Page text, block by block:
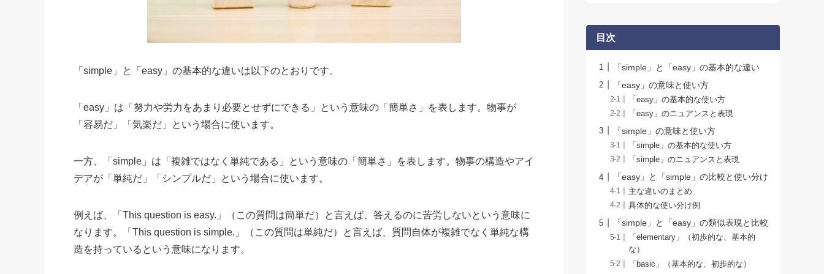
「simple」と「easy」の基本的な違いは以下のとおりです。
「easy」は「努力や労力をあまり必要とせずにできる」という意味の「簡単さ」を表します。物事が
「容易だ」「気楽だ」という場合に使います。
一方、「simple」は「複雑ではなく単純である」という意味の「簡単さ」を表します。物事の構造やアイ
デアが「単純だ」「シンプルだ」という場合に使います。
例えば、「This question is easy.」（この質問は簡単だ）と言えば、答えるのに苦労しないという意味に
なります。「This question is simple.」（この質問は単純だ）と言えば、質問自体が複雑でなく単純な構
造を持っているという意味になります。
目次
「simple」と「easy」の基本的な違い
「easy」の意味と使い方
「easy」の基本的な使い方
「easy」のニュアンスと表現
「simple」の意味と使い方
「simple」の基本的な使い方
「simple」のニュアンスと表現
「easy」と「simple」の比較と使い分け
主な違いのまとめ
具体的な使い分け例
「simple」と「easy」の類似表現と比較
「elementary」（初歩的な、基本的
な）
「basic」（基本的な、初歩的な）